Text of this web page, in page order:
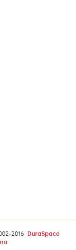
2016
DuraSpace